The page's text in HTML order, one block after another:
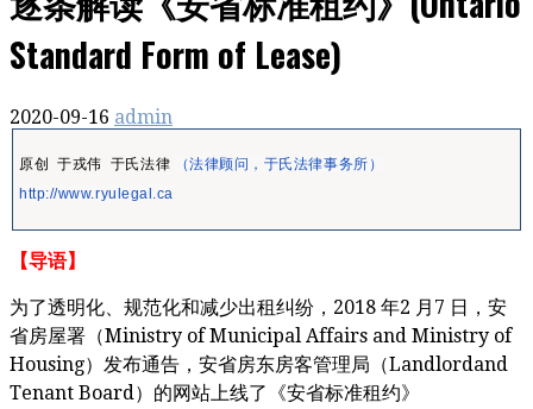
Standard Form of Lease)
2020-09-16 admin
原创 于戎伟 于氏法律
（法律顾问，于氏法律事务所）
http://www.ryulegal.ca
【导语】
为了透明化、规范化和减少出租纠纷， 2018 年2 月 7 日，安
省房屋署（Ministry of Municipal Affairs and Ministry of
Housing）发布通告，安省房东房客管理局（Landlordand
Tenant Board）的网站上线了《安省标准租约》